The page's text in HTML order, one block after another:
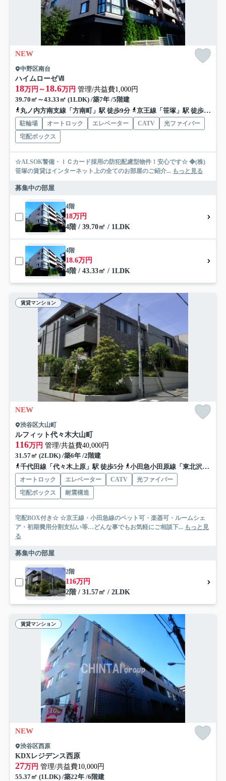
NEW
中野区南台
ハイムローゼⅦ
18万円～ 18.6万円 管理/共益費1,000円
39.70㎡～43.33㎡ (1LDK) /築7年 /5階建
丸ノ内方南支線「方南町」駅 徒歩9分
京王線「笹塚」駅 徒歩17分
駐輪場 オートロック エレベーター CATV
光ファイバー
宅配ボックス
☆ALSOK警備・ＩＣカード採用の防犯配慮型物件！安心です☆ ◆(株)
笹塚の賃貸はインターネット上の全てのお部屋のご紹介... もっと見る
募集中の部屋
4階
18万円
4階 / 39.70㎡ / 1LDK
4階
18.6万円
4階 / 43.33㎡ / 1LDK
賃貸マンション
NEW
渋谷区大山町
ルフィット代々木大山町
116万円 管理/共益費40,000円
31.57㎡ (2LDK) /築6年 /2階建
千代田線「代々木上原」駅 徒歩5分
小田急小田原線「東北沢」駅 徒歩11分
オートロック エレベーター CATV
光ファイバー
宅配ボックス
耐震構造
宅配BOX付き☆ ☆京王線・小田急線のペット可・楽器可・ルームシェ
ア・初期費用分割支払い等…どんな事でもお気軽にご相談下... もっと見
る
募集中の部屋
2階
116万円
2階 / 31.57㎡ / 2LDK
賃貸マンション
NEW
渋谷区西原
KDXレジデンス西原
27万円 管理/共益費10,000円
55.37㎡ (1LDK) /築22年 /6階建